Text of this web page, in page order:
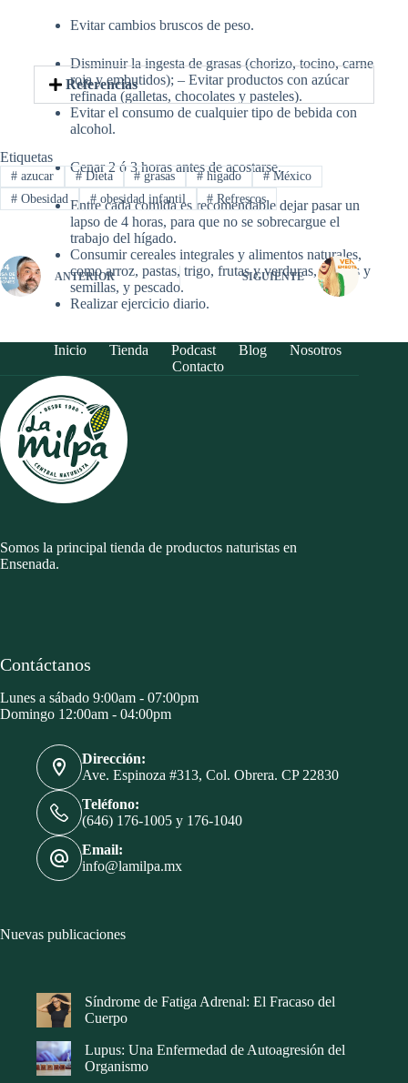
Evitar cambios bruscos de peso.
Disminuir la ingesta de grasas (chorizo, tocino, carne
roja y embutidos); – Evitar productos con azúcar
refinada (galletas, chocolates y pasteles).
Evitar el consumo de cualquier tipo de bebida con
alcohol.
Cenar 2 ó 3 horas antes de acostarse.
Entre cada comida es recomendable dejar pasar un
lapso de 4 horas, para que no se sobrecargue el
trabajo del hígado.
Consumir cereales integrales y alimentos naturales,
como arroz, pastas, trigo, frutas y verduras, nueces y
semillas, y pescado.
Realizar ejercicio diario.
Referencias
Etiquetas
#azucar #Dieta #grasas #higado #México
#Obesidad #obesidad infantil # Refrescos
ANTERIOR SIGUIENTE
Inicio Tienda Podcast Blog
Nosotros
Contacto
Somos la principal tienda de productos naturistas en
Ensenada.
Contáctanos
Lunes a sábado 9:00am - 07:00pm
Domingo 12:00am - 04:00pm
Dirección:
Ave. Espinoza #313, Col. Obrera. CP 22830
Teléfono:
(646) 176-1005 y 176-1040
Email:
info@lamilpa.mx
Nuevas publicaciones
Síndrome de Fatiga Adrenal: El Fracaso del
Cuerpo
Lupus: Una Enfermedad de Autoagresión del
Organismo